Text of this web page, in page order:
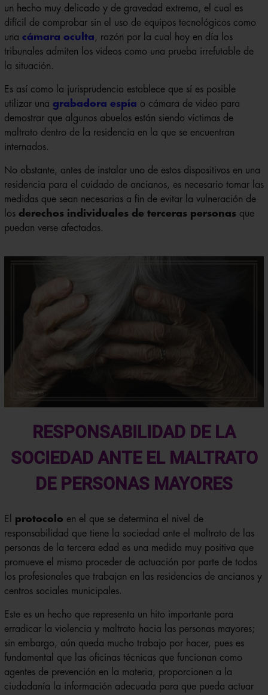
un hecho muy delicado y de gravedad extrema, el cual es
difícil de comprobar sin el uso de equipos tecnológicos como
una cámara oculta, razón por la cual hoy en día los
tribunales admiten los videos como una prueba irrefutable de
la situación.
Es así como la jurisprudencia establece que sí es posible
utilizar una grabadora espía o cámara de video para
demostrar que algunos abuelos están siendo víctimas de
maltrato dentro de la residencia en la que se encuentran
internados.
No obstante, antes de instalar uno de estos dispositivos en una
residencia para el cuidado de ancianos, es necesario tomar las
medidas que sean necesarias a fin de evitar la vulneración de
los derechos individuales de terceras personasque
puedan verse afectadas.
RESPONSABILIDAD DE LA
SOCIEDAD ANTE EL MALTRATO
DE PERSONAS MAYORES
El protocolo en el que se determina el nivel de
responsabilidad que tiene la sociedad ante el maltrato de las
personas de la tercera edad es una medida muy positiva que
promueve el mismo proceder de actuación por parte de todos
los profesionales que trabajan en las residencias de ancianos y
centros sociales municipales.
Este es un hecho que representa un hito importante para
erradicar la violencia y maltrato hacia las personas mayores;
sin embargo, aún queda mucho trabajo por hacer, pues es
fundamental que las oficinas técnicas que funcionan como
agentes de prevención en la materia, proporcionen a la
ciudadanía la información adecuada para que pueda actuar